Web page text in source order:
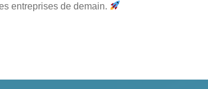
entreprises de demain.